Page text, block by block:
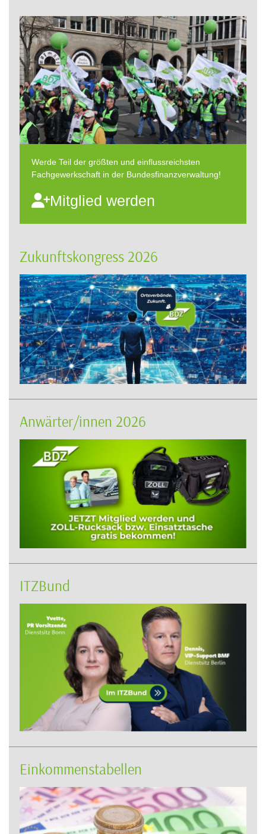
Werde Teil der größten und einflussreichsten
Fachgewerkschaft in der Bundesfinanzverwaltung!
Mitglied werden
Zukunftskongress 2026
Anwärter/innen 2026
ITZBund
Einkommenstabellen